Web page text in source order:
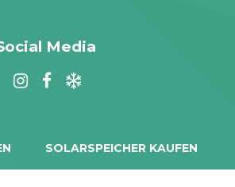
Media
SOLARSPEICHER KAUFEN